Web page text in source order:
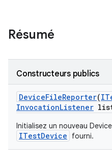
Résumé
Constructeurs publics
DeviceFileReporter(
InvocationListener
Initialisez un nouveau
ITestDevice fourni.